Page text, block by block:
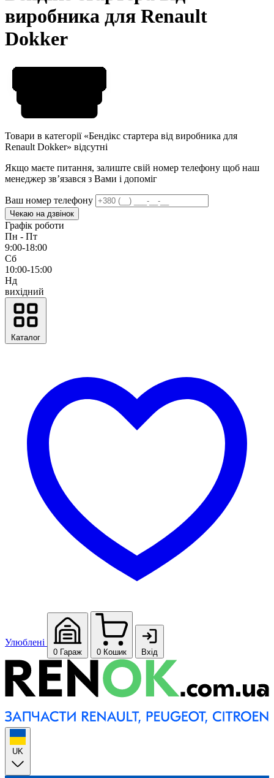
виробника для Renault
Dokker
Товари в категорії «Бендікс стартера від виробника для
Renault Dokker» відсутні
Якщо маєте питання, залиште свій номер телефону щоб наш
менеджер звʼязався з Вами і допоміг
Ваш номер телефону
Чекаю на дзвінок
Графік роботи
Пн - Пт
9:00-18:00
Сб
10:00-15:00
Нд
вихідний
Каталог
Улюблені
0 Гараж 0 Кошик Вхід